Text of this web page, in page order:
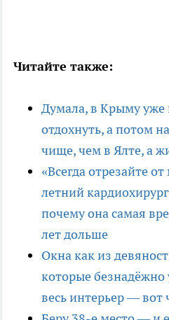
Читайте также:
Думала, в Крыму уже
отдохнуть, а потом
чище, чем в Ялте, а
«Всегда отрезайте
летний
почему она самая
лет дольше
Окна как из
которые безнадёжно
весь интерьер — вот